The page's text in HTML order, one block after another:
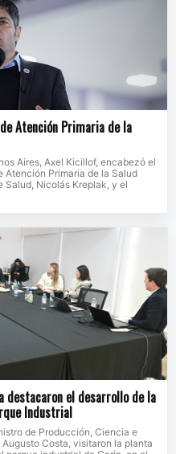
Atención Primaria de la
Aires, Axel Kicillof, encabezó el
Atención Primaria de la Salud
Salud, Nicolás Kreplak, y el
destacaron el desarrollo de la
Industrial
de Producción, Ciencia e
Costa, visitaron la planta